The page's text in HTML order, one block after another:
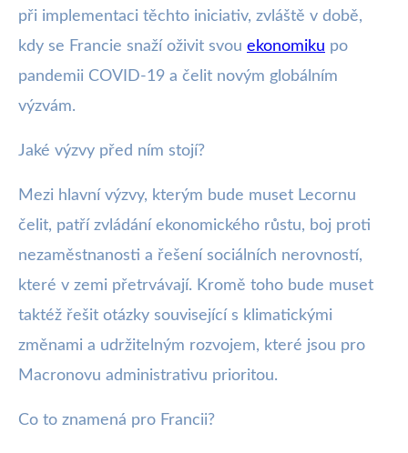
při implementaci těchto iniciativ, zvláště v době,
kdy se Francie snaží oživit svou ekonomiku po
pandemii COVID-19 a čelit novým globálním
výzvám.
Jaké výzvy před ním stojí?
Mezi hlavní výzvy, kterým bude muset Lecornu
čelit, patří zvládání ekonomického růstu, boj proti
nezaměstnanosti a řešení sociálních nerovností,
které v zemi přetrvávají. Kromě toho bude muset
taktéž řešit otázky související s klimatickými
změnami a udržitelným rozvojem, které jsou pro
Macronovu administrativu prioritou.
Co to znamená pro Francii?